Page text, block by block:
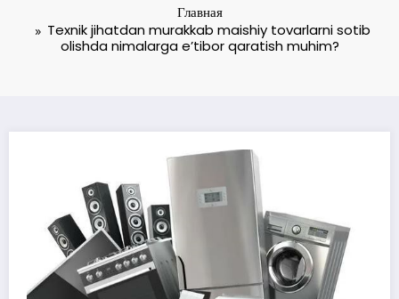
Главная
Texnik jihatdan murakkab maishiy tovarlarni sotib
olishda nimalarga e’tibor qaratish muhim?